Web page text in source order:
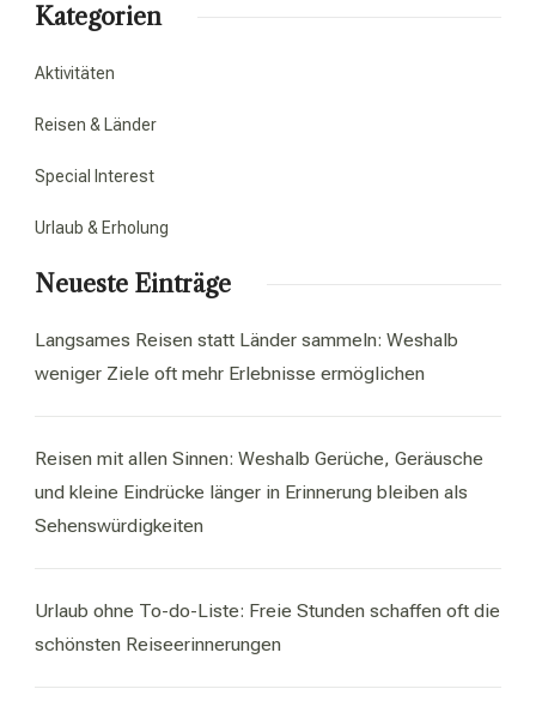
Kategorien
Aktivitäten
Reisen & Länder
Special Interest
Urlaub & Erholung
Neueste Einträge
Langsames Reisen statt Länder sammeln: Weshalb
weniger Ziele oft mehr Erlebnisse ermöglichen
Reisen mit allen Sinnen: Weshalb Gerüche, Geräusche
und kleine Eindrücke länger in Erinnerung bleiben als
Sehenswürdigkeiten
Urlaub ohne To-do-Liste: Freie Stunden schaffen oft die
schönsten Reiseerinnerungen